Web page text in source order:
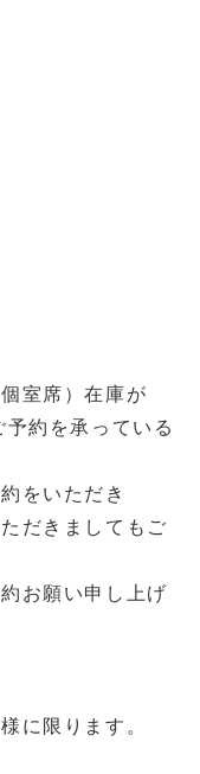
室席）在庫が
約を承っている
をいただき
だきましてもご
お願い申し上げ
に限ります。